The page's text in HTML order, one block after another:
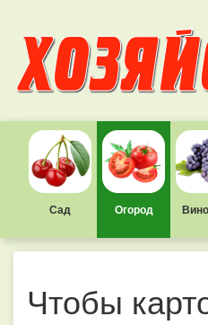
Сад Огород
Чтобы